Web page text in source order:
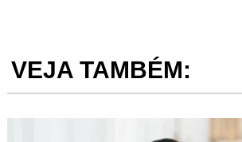
VEJA TAMBÉM: